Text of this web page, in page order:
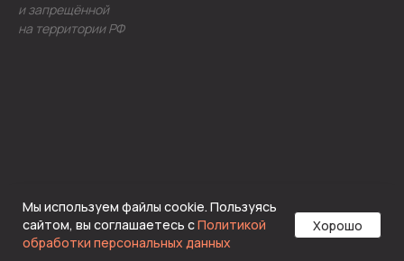
и запрещённой
на территории РФ
Мы используем файлы cookie. Пользуясь
сайтом, вы соглашаетесь сПолитикой
обработки персональных данных
Хорошо
Tilda